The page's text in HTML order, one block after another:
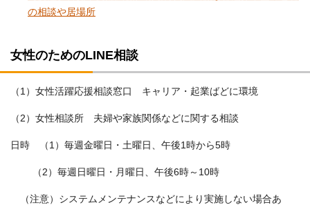
の相談や居場所
女性のためのLINE相談
（1）女性活躍応援相談窓口 キャリア・起業ばどに環境
（2）女性相談所 夫婦や家族関係などに関する相談
日時 （1）毎週金曜日・土曜日、午後1時から5時
（2）毎週日曜日・月曜日、午後6時～10時
（注意）システムメンテナンスなどにより実施しない場合あ